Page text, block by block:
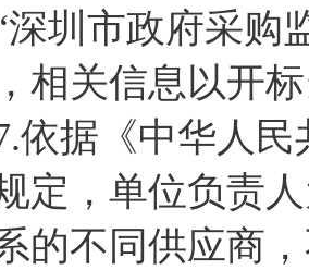
深圳市政府采购
相关信息以开
据《中华人民
定，单位负责
的不同供应商